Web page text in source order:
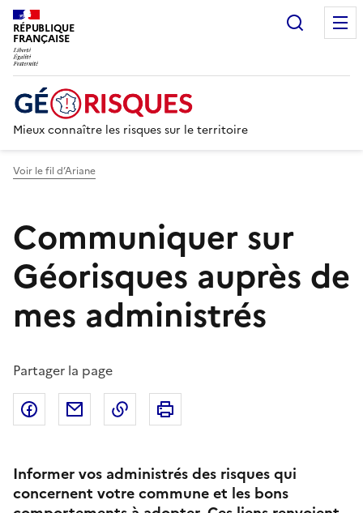
RÉPUBLIQUE
FRANÇAISE
Mieux connaître les risques sur le territoire
Voir le fil d’Ariane
Communiquer sur
Géorisques auprès de
mes administrés
Partager la page
Partager sur Facebook
Partager par emailCopier dans le presse-papier
Informer vos administrés des risques qui
concernent votre commune et les bons